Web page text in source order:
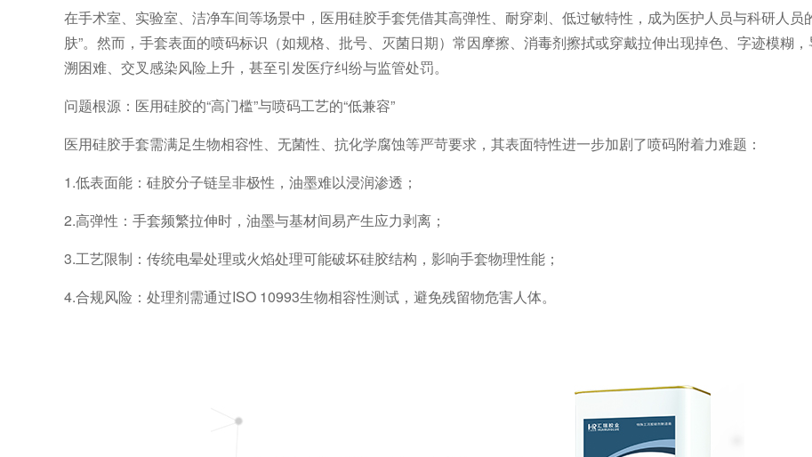
在手术室、实验室、洁净车间等场景中，医用硅胶手套凭借其高弹性、耐穿刺、低过敏特性，成为医护人员与科研人员
肤”。然而，手套表面的喷码标识（如规格、批号、灭菌日期）常因摩擦、消毒剂擦拭或穿戴拉伸出现掉色、字迹模糊
溯困难、交叉感染风险上升，甚至引发医疗纠纷与监管处罚。
问题根源：医用硅胶的“高门槛”与喷码工艺的“低兼容”
医用硅胶手套需满足生物相容性、无菌性、抗化学腐蚀等严苛要求，其表面特性进一步加剧了喷码附着力难题：
1.低表面能：硅胶分子链呈非极性，油墨难以浸润渗透；
2.高弹性：手套频繁拉伸时，油墨与基材间易产生应力剥离；
3.工艺限制：传统电晕处理或火焰处理可能破坏硅胶结构，影响手套物理性能；
4.合规风险：处理剂需通过ISO 10993生物相容性测试，避免残留物危害人体。